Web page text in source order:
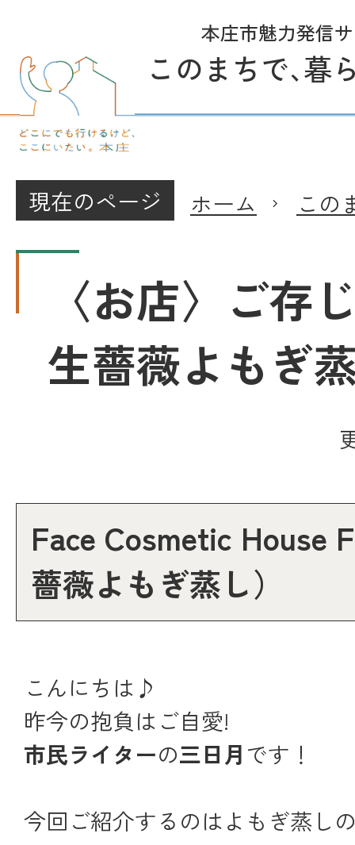
本庄市魅力発信
このまちで、暮
現在のページ ホーム この
〈お店〉ご存
生薔薇よもぎ
Face Cosmetic House
薔薇よもぎ蒸し）
こんにちは♪
昨今の抱負はご自愛!
市民ライターの三日月 です！
今回ご紹介するのはよもぎ蒸し